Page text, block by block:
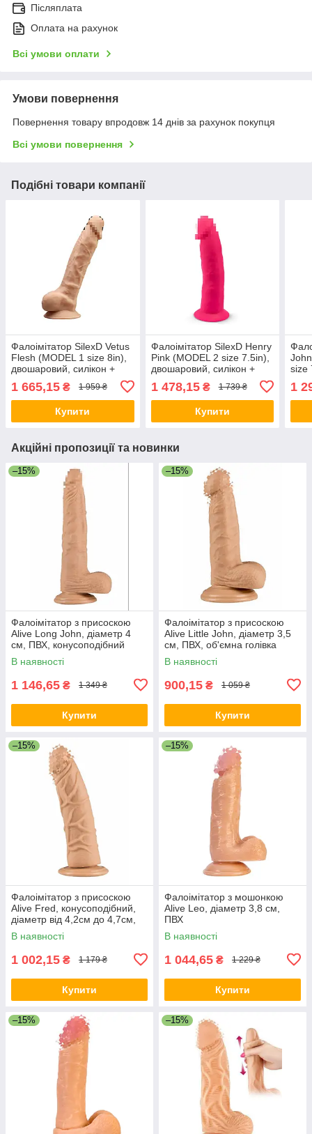
Післяплата
Оплата на рахунок
Всі умови оплати
Умови повернення
Повернення товару впродовж 14 днів за рахунок покупця
Всі умови повернення
Подібні товари компанії
Фалоімітатор SilexD Vetus
Flesh (MODEL 1 size 8in),
двошаровий, силікон +
1 665,15 ₴ 1 959 ₴
Купити
Фалоімітатор SilexD Henry
Pink (MODEL 2 size 7.5in),
двошаровий, силікон +
Silexpan, діаметр 4,8 см
1 478,15₴ 1 739 ₴
Купити
size
1
Акційні пропозиції та новинки
–15%
Фалоімітатор з присоскою
Alive Long John, діаметр 4
см, ПВХ, конусоподібний
В наявності
1 146,65 ₴ 1 349 ₴
Купити
–15%
Фалоімітатор з присоскою
Alive Little John, діаметр 3,5
см, ПВХ, об'ємна голівка
В наявності
900,15 ₴ 1 059 ₴
Купити
–15%
Фалоімітатор з присоскою
Alive Fred, конусоподібний,
діаметр від 4,2см до 4,7см,
ПВХ, рельєфний
В наявності
1 002,15 ₴ 1 179 ₴
Купити
–15%
Фалоімітатор з мошонкою
Alive Leo, діаметр 3,8 см,
ПВХ
В наявності
1 044,65 ₴ 1 229 ₴
Купити
–15% –15%